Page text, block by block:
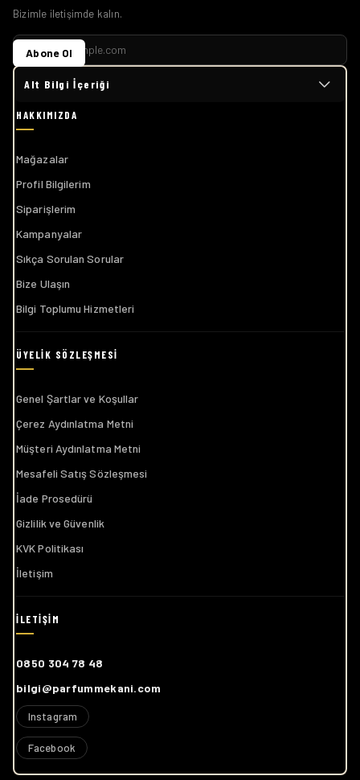
Alt Bilgi İçeriği
Mağazalar
Profil Bilgilerim
Siparişlerim
Kampanyalar
Sıkça Sorulan Sorular
Bize Ulaşın
Bilgi Toplumu Hizmetleri
Genel Şartlar ve Koşullar
Çerez Aydınlatma Metni
Müşteri Aydınlatma Metni
Mesafeli Satış Sözleşmesi
İade Prosedürü
Gizlilik ve Güvenlik
KVK Politikası
İletişim
0850 304 78 48
bilgi@parfummekani.com
Instagram
Facebook
Bizimle iletişimde kalın.
Abone Ol